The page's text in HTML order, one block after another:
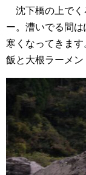
沈下橋の上でく
ー。漕いでる間
寒くなってきま
飯と大根ラーメン